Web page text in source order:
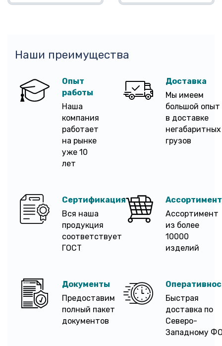
Наши преимущества
Опыт
работы
Наша
компания
работает
на рынке
уже 10
лет
Доставка
Мы имеем
большой опыт
в доставке
негабаритных
грузов
Сертификация
Вся наша
продукция
соответствует
ГОСТ
Ассортимент
Ассортимент
из более
10000
изделий
Документы
Предоставим
полный пакет
документов
Быстрая
доставка по
Северо-
Западному